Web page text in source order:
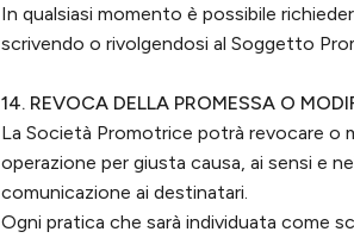
In qualsiasi momento è possibile
scrivendo o rivolgendosi al Soggetto
14. REVOCA DELLA PROMESSA O
La Società Promotrice potrà revocare o
operazione per giusta causa, ai sensi e
comunicazione ai destinatari.
Ogni pratica che sarà individuata come